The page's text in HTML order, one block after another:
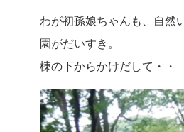
わが初孫娘ちゃんも、自然
園がだいすき。
棟の下からかけだして・・